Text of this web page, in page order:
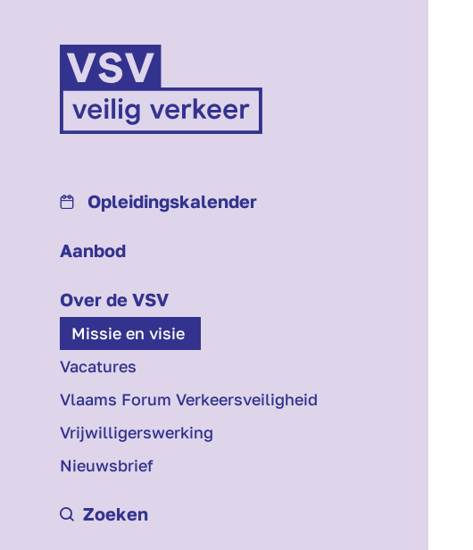
Opleidings­kalender
Aanbod
Over de VSV
Missie en visie
Vacatures
Vlaams Forum Verkeersveiligheid
Vrijwilligerswerking
Nieuwsbrief
Zoeken